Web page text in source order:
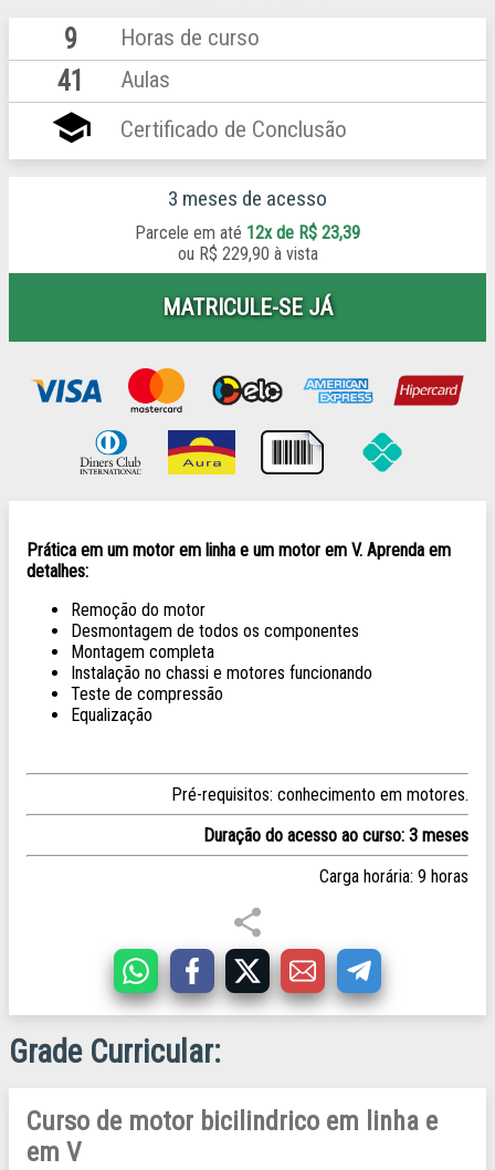
Prática em um motor em linha e um motor em V. Aprenda em
detalhes:
Remoção do motor
Desmontagem de todos os componentes
Montagem completa
Instalação no chassi e motores funcionando
Teste de compressão
Equalização
Pré-requisitos: conhecimento em motores.
Duração do acesso ao curso: 3 meses
Carga horária: 9 horas
Grade Curricular
Curso de motor bicilindrico em linha e
em V
9 Horas de curso
41 Aulas
school Certificado de Conclusão
3 meses de acesso
Parcele em até 12x de R$ 23,39
ou R$ 229,90 à vista
MATRICULE-SE JÁ